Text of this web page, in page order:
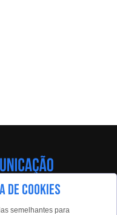
55 - 5º andar
DE COOKIES
semelhantes para